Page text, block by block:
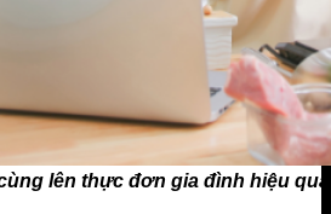
lên thực đơn gia đình hiệu